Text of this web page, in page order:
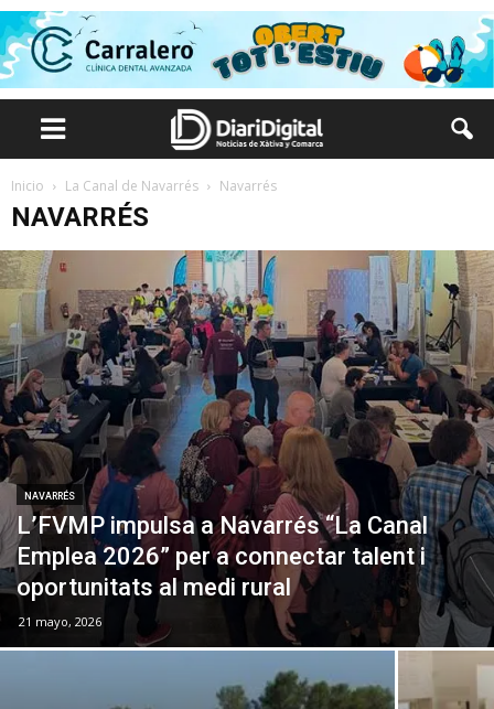
Inicio La Canal de Navarrés Navarrés
NAVARRÉS
NAVARRÉS
L’FVMP impulsa a Navarrés “La Canal
Emplea 2026” per a connectar talent i
oportunitats al medi rural
21 mayo, 2026